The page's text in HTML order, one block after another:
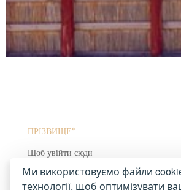
Ми використовуємо файли
технології, щоб оптимізувати
ПРІЗВИЩЕ*
ЕЛЕКТРОННА АДРЕСА*